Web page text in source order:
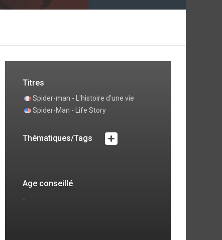
Titres
Spider-man - L'histoire d'une vie
Spider-Man - Life Story
Thématiques/Tags
Age conseillé
-